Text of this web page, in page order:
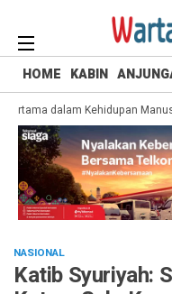
HOME KABIN
dalam Kehidupan Manusia
NASIONAL
Katib Syuriyah: